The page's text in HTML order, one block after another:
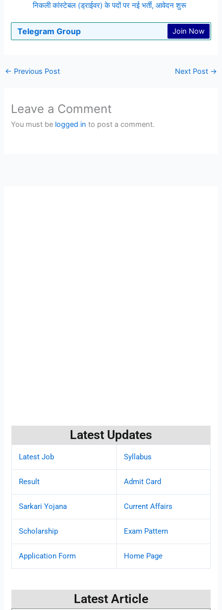
निकली कांस्टेबल (ड्राईवर) के पदों पर नई भर्ती, आवेदन शुरू
Telegram Group Join Now
← Previous Post Next Post →
Leave a Comment
You must be logged in to post a comment.
Latest Updates
Latest Job Syllabus
Result Admit Card
Sarkari Yojana Current Affairs
Scholarship Exam Pattern
Application Form Home Page
Latest Article